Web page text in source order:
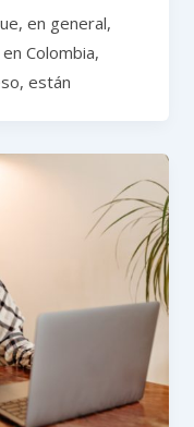
en general,
Colombia,
están